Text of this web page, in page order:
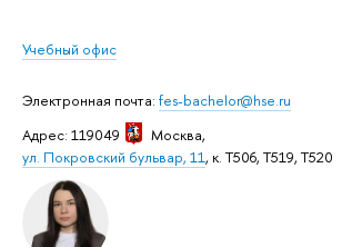
Учебный офис
Электронная почта: fes-bachelor@hse.ru
Адрес: 119049
Москва,
ул. Покровский бульвар, 11, к. Т506, Т519, Т520